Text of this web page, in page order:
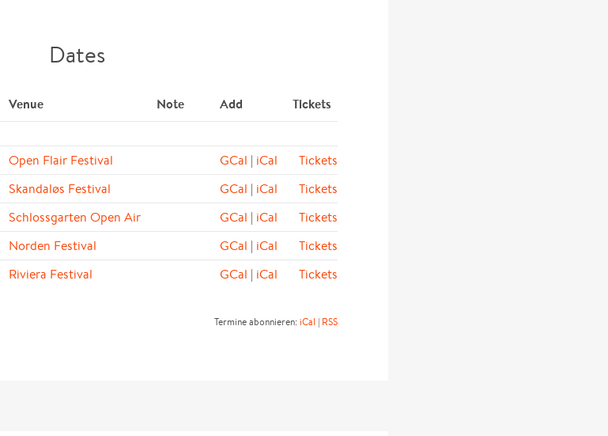
Dates
Venue Note Add Tickets
Open Flair Festival GCal | iCal
Tickets
Skandaløs Festival GCal | iCal
Tickets
Schlossgarten Open Air GCal | iCal
Tickets
Norden Festival GCal | iCal
Tickets
Riviera Festival GCal | iCal Tickets
Termine abonnieren:iCal | RSS